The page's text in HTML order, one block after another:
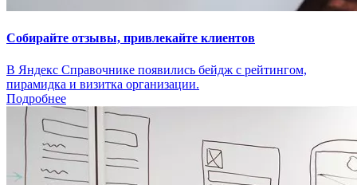
Собирайте отзывы, привлекайте клиентов
В Яндекс Справочнике появились бейдж с рейтингом,
пирамидка и визитка организации.
Подробнее